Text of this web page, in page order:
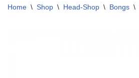
Home \ Shop \ Head-Shop \ Bongs \